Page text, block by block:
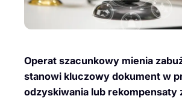
Operat szacunkowy mienia
stanowi kluczowy dokument w
odzyskiwania lub rekompensaty